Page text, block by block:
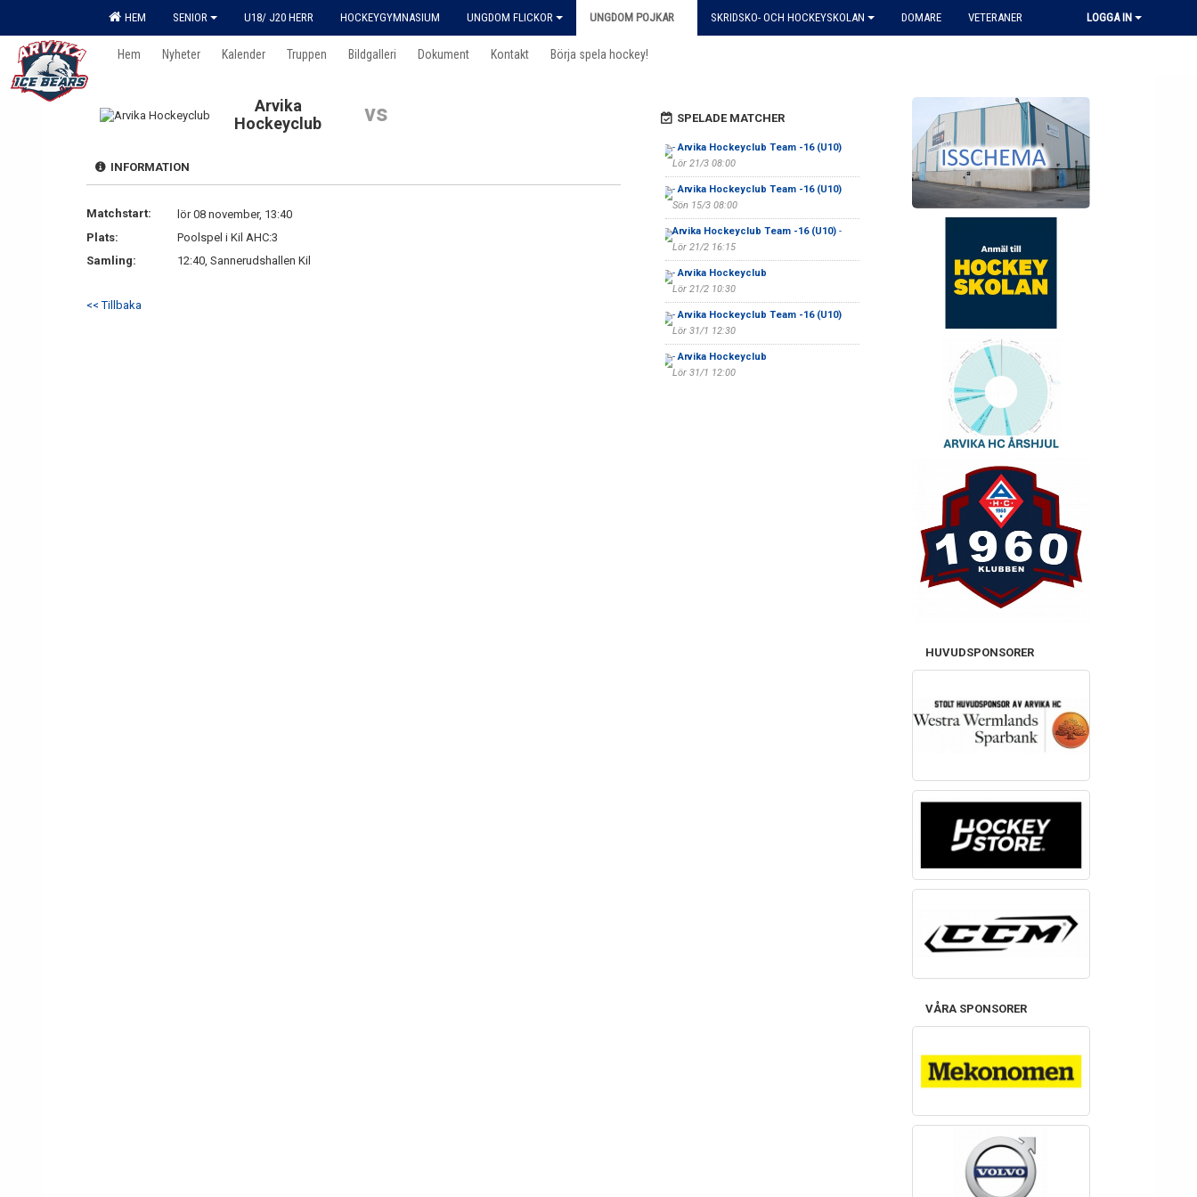
HEM SENIOR U18/ J20 HERR HOCKEYGYMNASIUM UNGDOM FLICKOR UNGDOM POJKAR SKRIDSKO- OCH HOCKEYSKOLAN DOMARE VETERANER LOGGA IN
Hem Nyheter Kalender Truppen Bildgalleri Dokument Kontakt Börja spela hockey!
Arvika
Hockeyclub
vs
INFORMATION
Matchstart:
lör 08 november, 13:40
Plats:
Poolspel i Kil AHC:3
Samling:
12:40, Sannerudshallen Kil
<< Tillbaka
SPELADE MATCHER
-Arvika Hockeyclub Team -16 (U10)
Lör 21/3 08:00
-Arvika Hockeyclub Team -16 (U10)
Sön 15/3 08:00
Arvika Hockeyclub Team -16 (U10)-
Lör 21/2 16:15
-Arvika Hockeyclub
Lör 21/2 10:30
-Arvika Hockeyclub Team -16 (U10)
Lör 31/1 12:30
-Arvika Hockeyclub
Lör 31/1 12:00
HUVUDSPONSORER
VÅRA SPONSORER